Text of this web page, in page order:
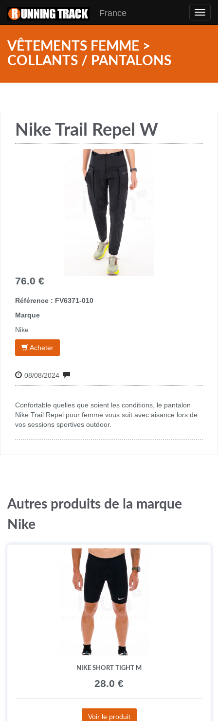
France
VÊTEMENTS FEMME >
COLLANTS / PANTALONS
Nike Trail Repel W
76.0 €
Référence : FV6371-010
Marque
Nike
Acheter
08/08/2024
Confortable quelles que soient les conditions, le pantalon
Nike Trail Repel pour femme vous suit avec aisance lors de
vos sessions sportives outdoor.
Autres produits de la marque
Nike
NIKE SHORT TIGHT M
28.0 €
Voir le produit